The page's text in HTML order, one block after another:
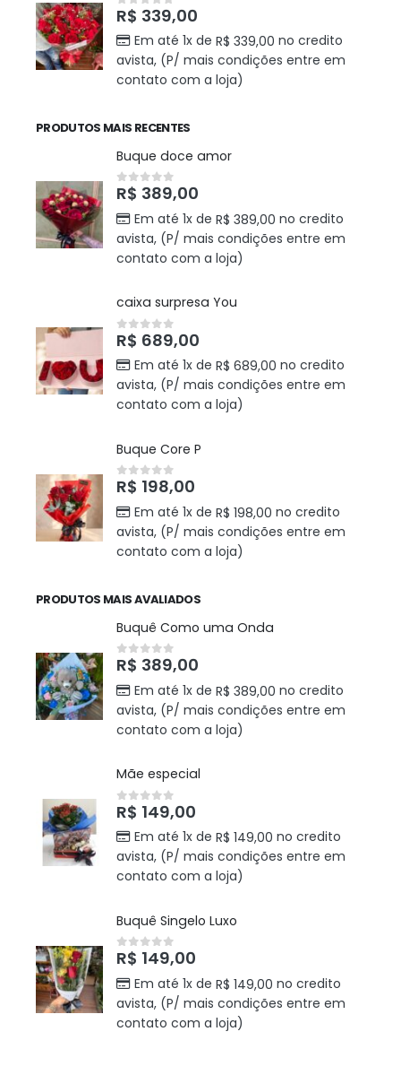
0out of 5
R$ 339,00
Em até 1x de R$ 339,00 no credito
avista, (P/ mais condições entre em
contato com a loja)
PRODUTOS MAIS RECENTES
Buque doce amor
0out of 5
R$ 389,00
Em até 1x de R$ 389,00 no credito
avista, (P/ mais condições entre em
contato com a loja)
caixa surpresa You
0out of 5
R$ 689,00
Em até 1x de R$ 689,00 no credito
avista, (P/ mais condições entre em
contato com a loja)
Buque Core P
0out of 5
R$ 198,00
Em até 1x de R$ 198,00 no credito
avista, (P/ mais condições entre em
contato com a loja)
PRODUTOS MAIS AVALIADOS
Buquê Como uma Onda
0out of 5
R$ 389,00
Em até 1x de R$ 389,00 no credito
avista, (P/ mais condições entre em
contato com a loja)
Mãe especial
0out of 5
R$ 149,00
Em até 1x de R$ 149,00 no credito
avista, (P/ mais condições entre em
contato com a loja)
Buquê Singelo Luxo
0out of 5
R$ 149,00
Em até 1x de R$ 149,00 no credito
avista, (P/ mais condições entre em
contato com a loja)